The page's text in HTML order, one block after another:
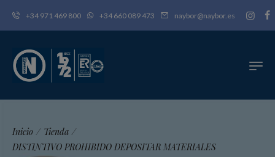
+34 971 469 800 +34 660 089 473 naybor@naybor.es
Inicio / Tienda /
DISTINTIVO PROHIBIDO DEPOSITAR MATERIALES